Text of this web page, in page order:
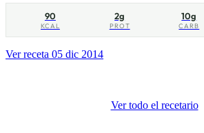
90
KCAL
2g
PROT
10g
CARB
Ver receta 05 dic 2014
Ver todo el recetario